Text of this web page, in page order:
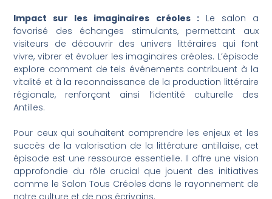
Impact sur les imaginaires créoles :Le salon a
favorisé des échanges stimulants, permettant aux
visiteurs de découvrir des univers littéraires qui font
vivre, vibrer et évoluer les imaginaires créoles. L’épisode
explore comment de tels événements contribuent à la
vitalité et à la reconnaissance de la production littéraire
régionale, renforçant ainsi l’identité culturelle des
Antilles.
Pour ceux qui souhaitent comprendre les enjeux et les
succès de la valorisation de la littérature antillaise, cet
épisode est une ressource essentielle. Il offre une vision
approfondie du rôle crucial que jouent des initiatives
comme le Salon Tous Créoles dans le rayonnement de